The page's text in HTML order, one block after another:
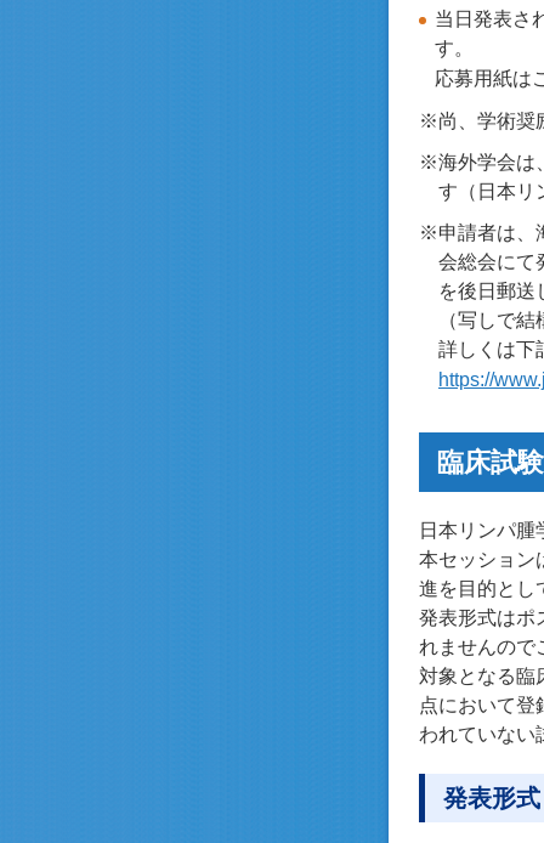
当日発表さ
す。
応募用紙は
※尚、学術奨
※海外学会は
す（日本リ
※申請者は、
会総会にて
を後日郵送
（写しで
詳しくは下
https://
臨床試
日本リンパ
本セッション
進を目的とし
発表形式はポ
れませんので
対象となる
点において登
われていない
発表形式